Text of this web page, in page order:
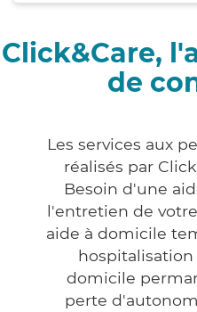
Click&Care,
de
Les services aux
réalisés par
Besoin d'une
l'entretien de
aide à domicile
domicile
perte